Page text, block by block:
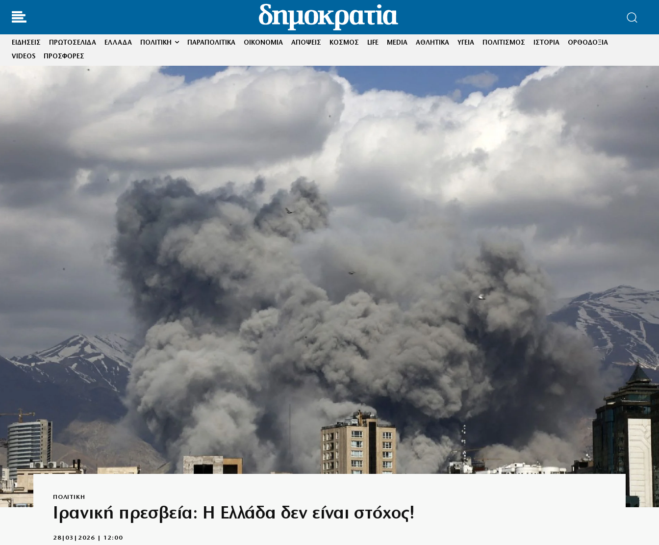
ΕΙΔΗΣΕΙΣ ΠΡΩΤΟΣΕΛΙΔΑ ΕΛΛΑΔΑ ΠΟΛΙΤΙΚΗ ΠΑΡΑΠΟΛΙΤΙΚΑ ΟΙΚΟΝΟΜΙΑ ΑΠΟΨΕΙΣ ΚΟΣΜΟΣ LIFE MEDIA ΑΘΛΗΤΙΚΑ ΥΓΕΙΑ ΠΟΛΙΤΙΣΜΟΣ ΙΣΤΟΡΙΑ
ΟΡΘΟΔΟΞΙΑ
VIDEOS
ΠΡΟΣΦΟΡΕΣ
ΠΟΛΙΤΙΚΗ
Ιρανική πρεσβεία: Η Ελλάδα δεν είναι στόχος!
28|03|2026 | 12:00